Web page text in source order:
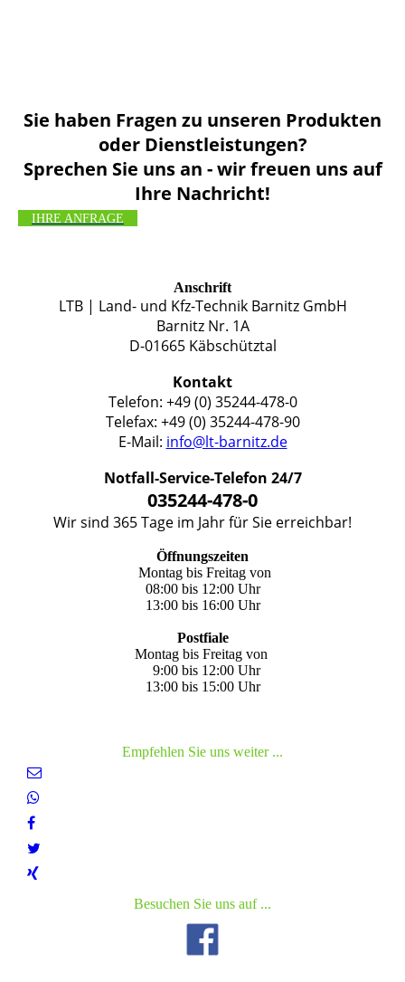
Sie haben Fragen zu unseren Produkten
oder Dienstleistungen?
Sprechen Sie uns an - wir freuen uns auf
Ihre Nachricht!
IHRE ANFRAGE
Anschrift
LTB | Land- und Kfz-Technik Barnitz GmbH
Barnitz Nr. 1A
D-01665 Käbschütztal
Kontakt
Telefon: +49 (0) 35244-478-0
Telefax: +49 (0) 35244-478-90
E-Mail: info@lt-barnitz.de
Notfall-Service-Telefon 24/7
035244-478-0
Wir sind 365 Tage im Jahr für Sie erreichbar!
Öffnungszeiten
Montag bis Freitag von
08:00 bis 12:00 Uhr
13:00 bis 16:00 Uhr
Postfiale
Montag bis Freitag von
9:00 bis 12:00 Uhr
13:00 bis 15:00 Uhr
Empfehlen Sie uns weiter ...
Besuchen Sie uns auf ...